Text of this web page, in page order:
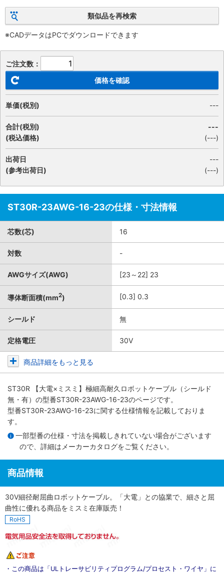
類似品を再検索
※CADデータはPCでダウンロードできます
ご注文数：
価格を確認
単価(税別) ---
合計(税別)
(税込価格)
---
(---)
出荷日
(参考出荷日)
---
(---)
ST30R-23AWG-16-23の仕様・寸法情報
芯数(芯) 16
対数 -
AWGサイズ(AWG) [23～22] 23
導体断面積(mm2) [0.3] 0.3
シールド 無
定格電圧 30V
商品詳細をもっと見る
ST30R 【大電×ミスミ】極細高耐久ロボットケーブル（シールド
無・有） の型番ST30R-23AWG-16-23のページです。
型番ST30R-23AWG-16-23に関する仕様情報を記載しておりま
す。
一部型番の仕様・寸法を掲載しきれていない場合がございます
ので、詳細は メーカーカタログをご覧ください。
商品情報
30V細径耐屈曲ロボットケーブル。「大電」との協業で、細さと屈
曲性に優れる商品をミスミ在庫販売！
RoHS
・この商品は「ULトレーサビリティプログラム/プロセスト・ワイヤ」に